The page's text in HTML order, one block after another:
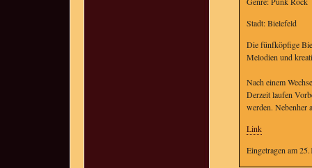
Stadt: Bielefeld
Die fünfköpfige
Melodien und
Nach einem
Derzeit laufen
werden. Nebenher
Link
Eingetragen am